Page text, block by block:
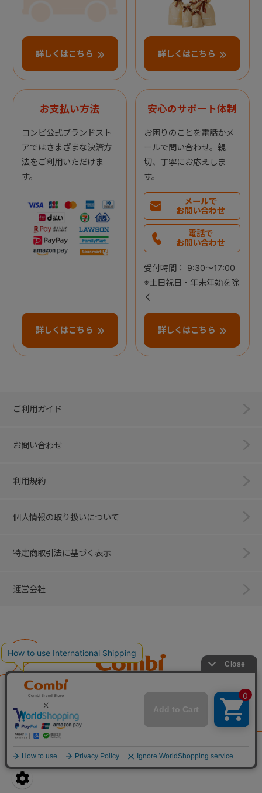
詳しくはこちら 詳しくはこちら
お支払い方法
コンビ公式ブランドスト
アではさまざまな決済方
法をご利用いただけま
す。
詳しくはこちら
安心のサポート体制
お困りのことを電話かメ
ールで問い合わせ。親
切、丁寧にお応えしま
す。
メールで
お問い合わせ
電話で
お問い合わせ
受付時間： 9:30～17:00
※土日祝日・年末年始を除
く
詳しくはこちら
ご利用ガイド
お問い合わせ
利用規約
個人情報の取り扱いについて
特定商取引法に基づく表示
運営会社
子育てに、イノベーションを。
ベビー用品のコンビ株式会社
All Right Reserved. Copyright © Combi Corporation.